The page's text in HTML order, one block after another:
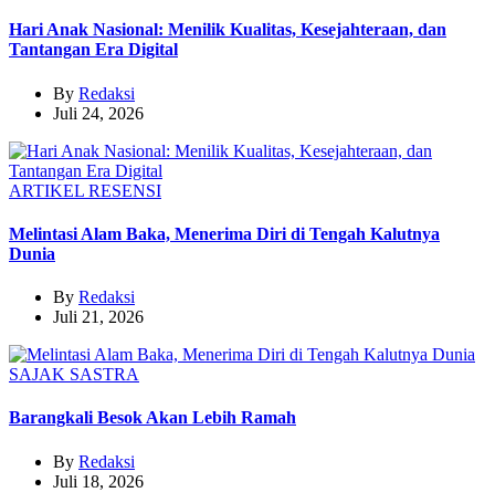
Hari Anak Nasional: Menilik Kualitas, Kesejahteraan, dan
Tantangan Era Digital
By Redaksi
Juli 24, 2026
ARTIKEL RESENSI
Melintasi Alam Baka, Menerima Diri di Tengah Kalutnya
Dunia
By Redaksi
Juli 21, 2026
SAJAK SASTRA
Barangkali Besok Akan Lebih Ramah
By Redaksi
Juli 18, 2026